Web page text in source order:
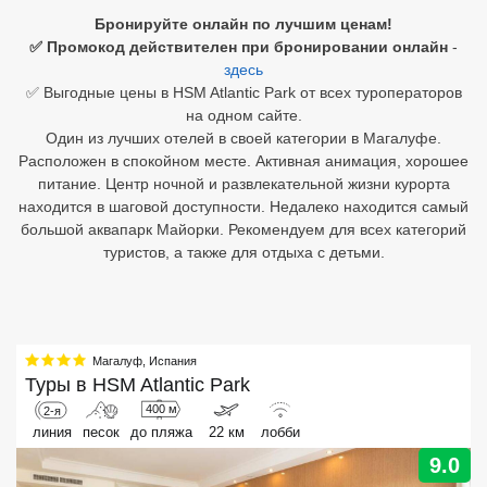
Бронируйте онлайн по лучшим ценам!
✅ Промокод действителен при бронировании онлайн -
здесь
✅ Выгодные цены в HSM Atlantic Park от всех туроператоров
на одном сайте.
Один из лучших отелей в своей категории в Магалуфе.
Расположен в спокойном месте. Активная анимация, хорошее
питание. Центр ночной и развлекательной жизни курорта
находится в шаговой доступности. Недалеко находится самый
большой аквапарк Майорки. Рекомендуем для всех категорий
туристов, а также для отдыха с детьми.
Магалуф Испания
Туры в HSM Atlantic Park
2-я
линия песок
400 м
до пляжа 22 км лобби
9.0
Египет
Куба
Бали
Вьетнам
Занзибар
Абхазия
Большой Сочи